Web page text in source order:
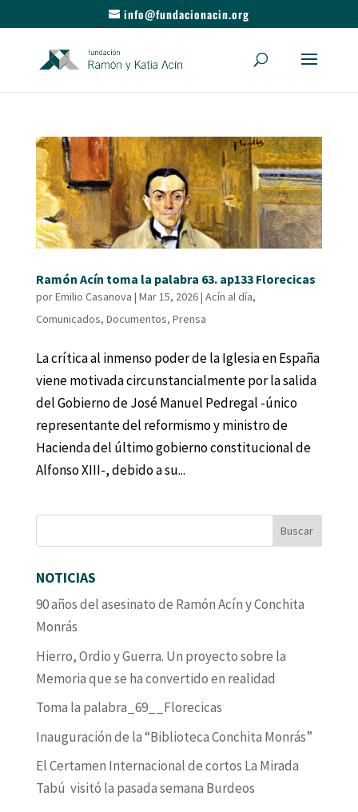
info@fundacionacin.org
Ramón Acín toma la palabra 63. ap133 Florecicas
porEmilio Casanova | Mar 15, 2026| Acín al día,
Comunicados, Documentos, Prensa
La crítica al inmenso poder de la Iglesia en España
viene motivada circunstancialmente por la salida
del Gobierno de José Manuel Pedregal -único
representante del reformismo y ministro de
Hacienda del último gobierno constitucional de
Alfonso XIII-, debido a su...
NOTICIAS
90 años del asesinato de Ramón Acín y Conchita
Monrás
Hierro, Ordio y Guerra. Un proyecto sobre la
Memoria que se ha convertido en realidad
Toma la palabra_69__Florecicas
Inauguración de la “Biblioteca Conchita Monrás”
El Certamen Internacional de cortos La Mirada
Tabú visitó la pasada semana Burdeos